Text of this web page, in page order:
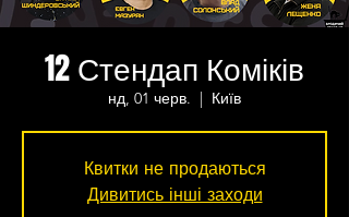
12 Стендап Коміків
нд, 01 черв.
  |
Київ
Квитки не продаються
Дивитись інші заходи